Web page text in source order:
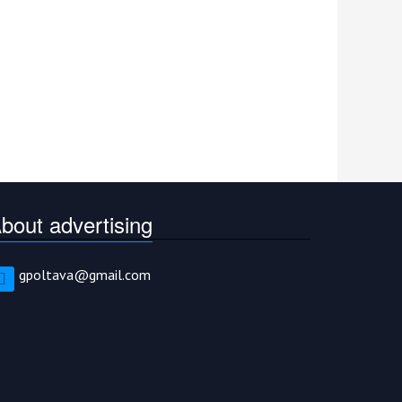
advertising
gpoltava@gmail.com